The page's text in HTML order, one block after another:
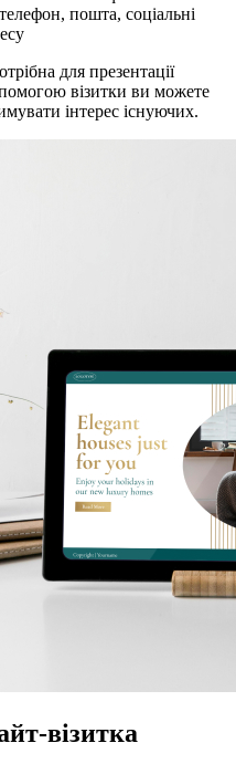
пошта, соціальні
для презентації
візитки ви можете
інтерес існуючих.
візитка